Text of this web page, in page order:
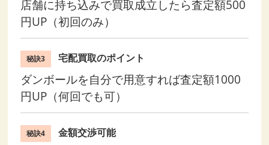
店舗に持ち込みで買取成立したら査定額500
円UP（初回のみ）
秘訣3 宅配買取のポイント
ダンボールを自分で用意すれば査定額1000
円UP（何回でも可）
秘訣4 金額交渉可能